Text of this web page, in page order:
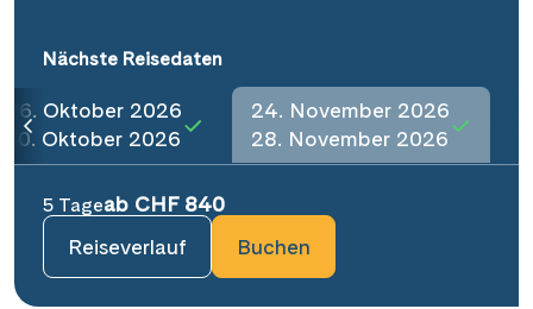
Nächste Reisedaten
26. Oktober 2026
30. Oktober 2026
24. November 2026
28. November 2026
5 Tageab CHF 840
Reiseverlauf
Buchen